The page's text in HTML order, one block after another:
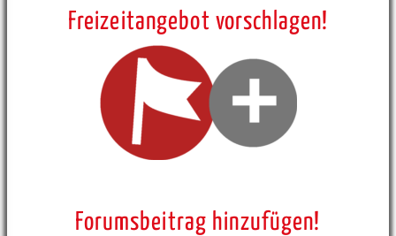
Freizeitangebot vorschlagen!
Forumsbeitrag hinzufügen!